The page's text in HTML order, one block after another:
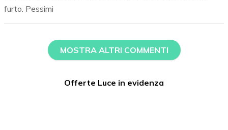
furto. Pessimi
MOSTRA ALTRI COMMENTI
Offerte Luce in evidenza